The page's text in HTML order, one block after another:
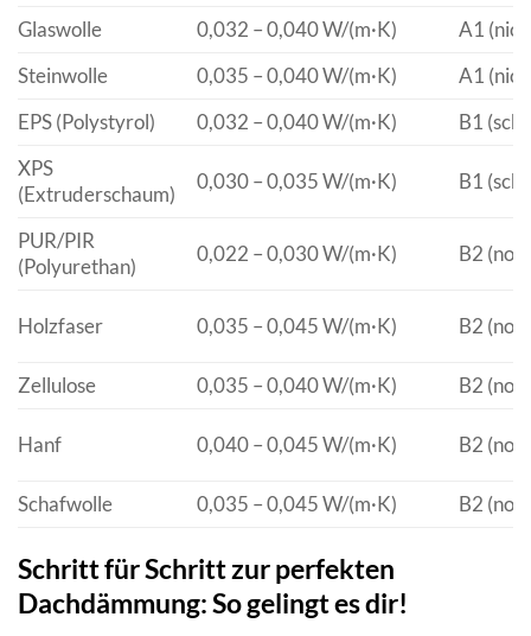
Glaswolle 0,032 – 0,040 W/(m·K)
A1
Steinwolle
0,035 – 0,040 W/(m·K)
A1
EPS (Polystyrol)
0,032 – 0,040 W/(m·K)
B1
XPS
(Extruderschaum)
0,030 – 0,035 W/(m·K) B1
PUR/PIR
(Polyurethan)
0,022 – 0,030 W/(m·K) B2
Holzfaser 0,035 – 0,045 W/(m·K) B2
Zellulose 0,035 – 0,040 W/(m·K) B2
Hanf 0,040 – 0,045 W/(m·K) B2
Schafwolle 0,035 – 0,045 W/(m·K) B2
Schritt für Schritt zur perfekten
Dachdämmung: So gelingt es dir!